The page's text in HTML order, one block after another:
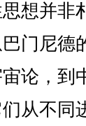
想并非
门尼德
论，到
从不同